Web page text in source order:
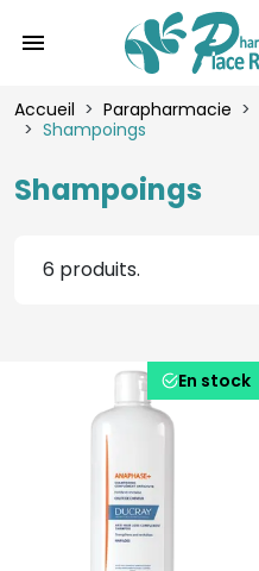
menu
Accueil Parapharmacie
Shampoings
Shampoings
6 produits.
En stock